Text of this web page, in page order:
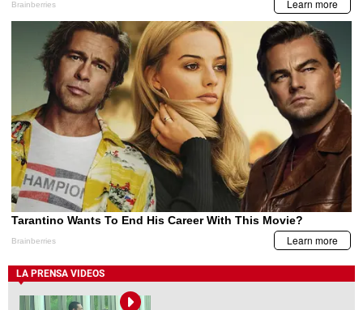
LA PRENSA VIDEOS